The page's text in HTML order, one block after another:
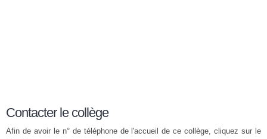
Contacter le collège
Afin de avoir le n° de téléphone de l'accueil de ce collège, cliquez sur le